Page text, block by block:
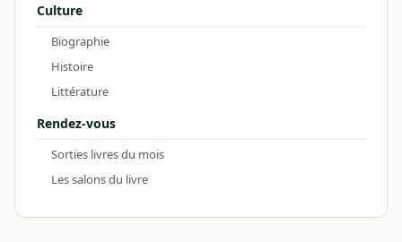
Culture
Biographie
Histoire
Littérature
Rendez-vous
Sorties livres du mois
Les salons du livre